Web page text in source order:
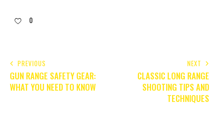
0
PREVIOUS
GUN RANGE SAFETY GEAR:
WHAT YOU NEED TO KNOW
NEXT
CLASSIC LONG RANGE
SHOOTING TIPS AND
TECHNIQUES